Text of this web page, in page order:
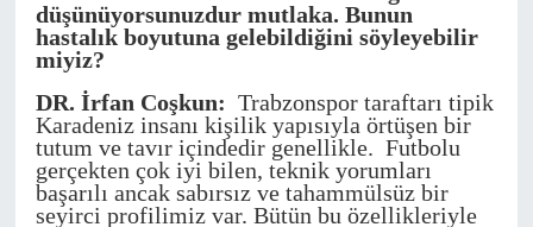
düşünüyorsunuzdur mutlaka. Bunun
hastalık boyutuna gelebildiğini söyleyebilir
miyiz?
DR. İrfan Coşkun: Trabzonspor taraftarı tipik
Karadeniz insanı kişilik yapısıyla örtüşen bir
tutum ve tavır içindedir genellikle. Futbolu
gerçekten çok iyi bilen, teknik yorumları
başarılı ancak sabırsız ve tahammülsüz bir
seyirci profilimiz var. Bütün bu özellikleriyle